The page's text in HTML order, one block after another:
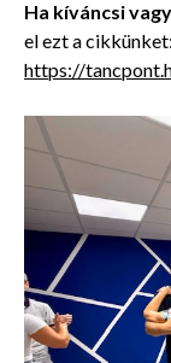
Ha kíváncsi vagy
el ezt a cikkünket:
https://